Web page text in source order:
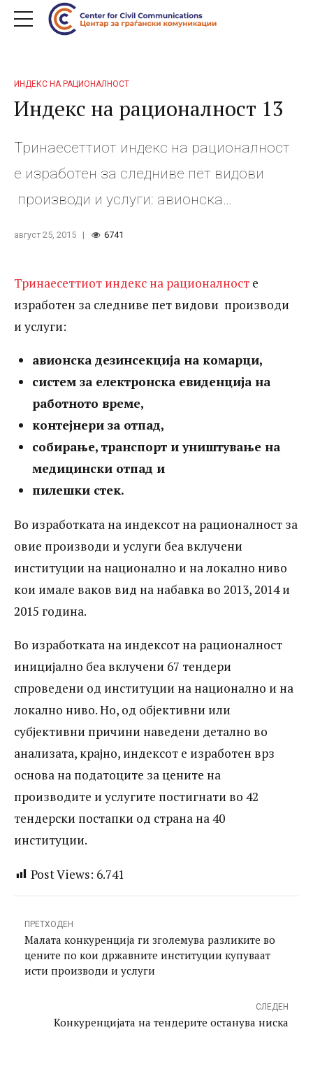
ИНДЕКС НА РАЦИОНАЛНОСТ
Индекс на рационалност 13
Тринаесеттиот индекс на рационалност
е изработен за следниве пет видови
производи и услуги: авионска
време, контејнери за отпад, собирање,
транспoрт и уништување на медицински
отпад и пилешки стек. Во изработката на
индексот на рационалност за овие
производи и услуги беа вклучени
институции на национално и на локално
ниво кои имале ваков вид на набавка во
2013, 2014 и 2015 година. Во
67 тендери спроведени од институции на
објективни или субјективни причини
наведени детално во анализата, крајно,
индексот е изработен врз основа на
податоците за цените на производите и
услугите постигнати во 42 тендерски
постапки од страна на 40 институции.
август 25, 2015 6741
Тринаесеттиот индекс на рационалност е
изработен за следниве пет видови производи
и услуги:
авионска дезинсекција на комарци,
систем за електронска евиденција на
работното време,
контејнери за отпад,
собирање, транспoрт иуништување на
медицински отпад и
пилешки стек.
Во изработката на индексот на рационалност за
овие производи и услуги беа вклучени
институции на национално и на локално ниво
кои имале ваков вид на набавка во 2013, 2014 и
2015 година.
Во изработката на индексот на рационалност
иницијално беа вклучени 67 тендери
спроведени од институции на национално и на
локално ниво. Но, од објективни или
субјективни причини наведени детално во
анализата, крајно, индексот е изработен врз
основа на податоците за цените на
производите и услугите постигнати во 42
тендерски постапки од страна на 40
институции.
Post Views: 6.741
ПРЕТХОДЕН
Малата конкуренција ги зголемува разликите во
цените по кои државните институции купуваат
исти производи и услуги
СЛЕДЕН
Конкуренцијата на тендерите останува ниска